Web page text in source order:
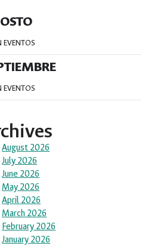
EVENTOS
EVENTOS
August 2026
July 2026
June 2026
May 2026
April 2026
March 2026
February 2026
January 2026